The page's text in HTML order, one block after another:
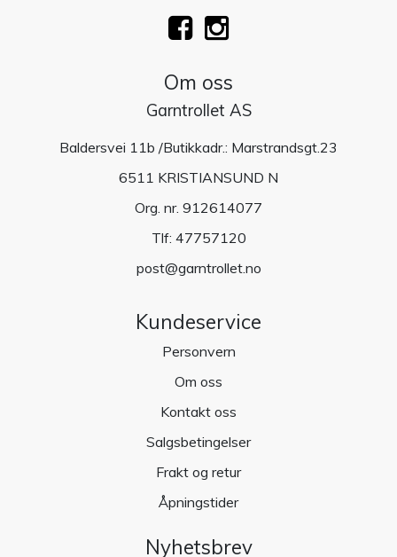
Om oss
Garntrollet AS
Baldersvei 11b /Butikkadr.: Marstrandsgt.23
6511 KRISTIANSUND N
Org. nr. 912614077
Tlf: 47757120
post@garntrollet.no
Kundeservice
Personvern
Om oss
Kontakt oss
Salgsbetingelser
Frakt og retur
Åpningstider
Nyhetsbrev